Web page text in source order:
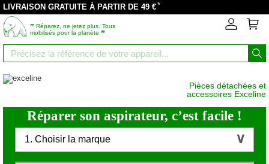
LIVRAISON GRATUITE À PARTIR DE 49 €*
‟ Réparez, ne jetez plus. Tous
mobilisés pour la planète ”
Pièces détachées et
accessoires Exceline
Réparer son aspirateur, c’est facile !
1. Choisir la marque